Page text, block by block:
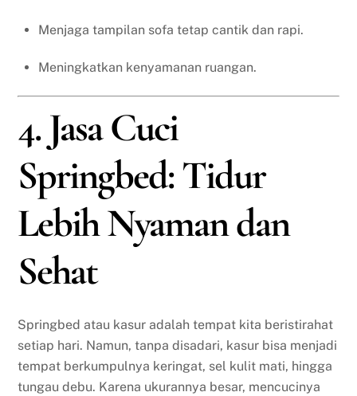
Menjaga tampilan sofa tetap cantik dan rapi.
Meningkatkan kenyamanan ruangan.
4. Jasa Cuci
Springbed: Tidur
Lebih Nyaman dan
Sehat
Springbed atau kasur adalah tempat kita beristirahat
setiap hari. Namun, tanpa disadari, kasur bisa menjadi
tempat berkumpulnya keringat, sel kulit mati, hingga
tungau debu. Karena ukurannya besar, mencucinya